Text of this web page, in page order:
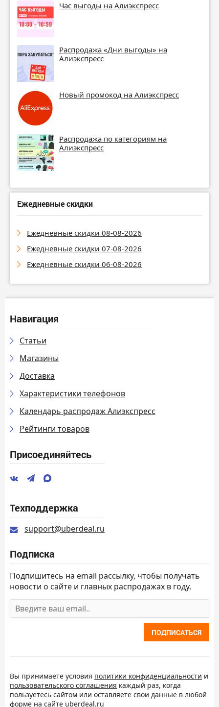
Час выгоды на Алиэкспресс
Распродажа «Дни выгоды» на
Алиэкспресс
Новый промокод на Алиэкспресс
Распродажа по категориям на
Алиэкспресс
Ежедневные скидки
Ежедневные скидки 08-08-2026
Ежедневные скидки 07-08-2026
Ежедневные скидки 06-08-2026
Навигация
Статьи
Магазины
Доставка
Характеристики телефонов
Календарь распродаж Алиэкспресс
Рейтинги товаров
Присоединяйтесь
Техподдержка
support@uberdeal.ru
Подписка
Подпишитесь на email рассылку, чтобы получать
новости о сайте и главных распродажах в году.
ПОДПИСАТЬСЯ
Вы принимаете условия политики конфиденциальности и
пользовательского соглашения каждый раз, когда
пользуетесь сайтом или оставляете свои данные в любой
форме на сайте uberdeal.ru